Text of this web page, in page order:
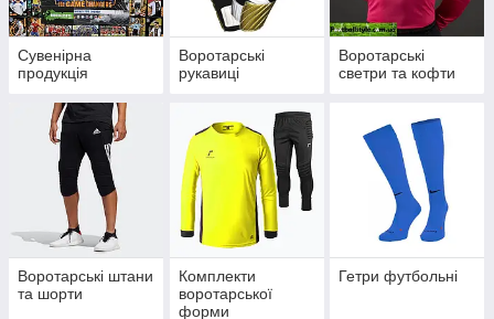
Сувенірна
продукція
Воротарські
рукавиці
Воротарські
светри та кофти
Воротарські штани
та шорти
Комплекти
воротарської
форми
Гетри футбольні